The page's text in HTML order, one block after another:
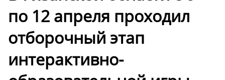
по 12 апреля проходил
отборочный этап
интерактивно-